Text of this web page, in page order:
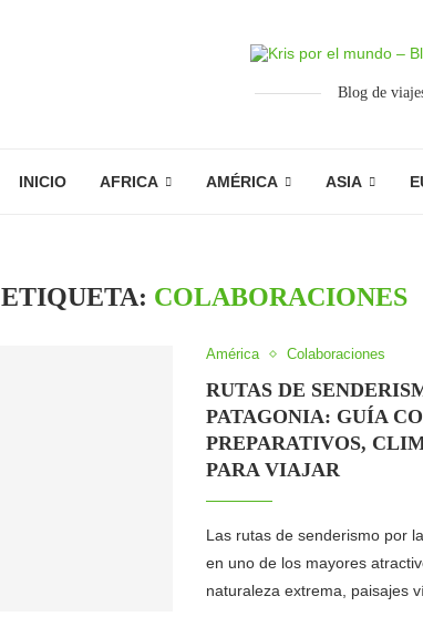
Blog de
INICIO AFRICA AMÉRICA ASIA
ETIQUETA: COLABORACIONES
América Colaboraciones
RUTAS DE
PATAGONIA: GUÍA
PREPARATIVOS,
PARA VIAJAR
Las rutas de senderismo por
en uno de los mayores
naturaleza extrema, paisajes